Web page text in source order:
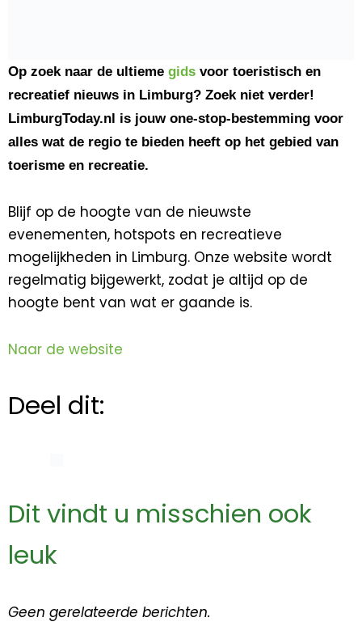
Op zoek naar de ultieme gids voor toeristisch en
recreatief nieuws in Limburg? Zoek niet verder!
LimburgToday.nl is jouw one-stop-bestemming voor
alles wat de regio te bieden heeft op het gebied van
toerisme en recreatie.
Blijf op de hoogte van de nieuwste
evenementen, hotspots en recreatieve
mogelijkheden in Limburg. Onze website wordt
regelmatig bijgewerkt, zodat je altijd op de
hoogte bent van wat er gaande is.
Naar de website
Deel dit:
Dit vindt u misschien ook
leuk
Geen gerelateerde berichten.